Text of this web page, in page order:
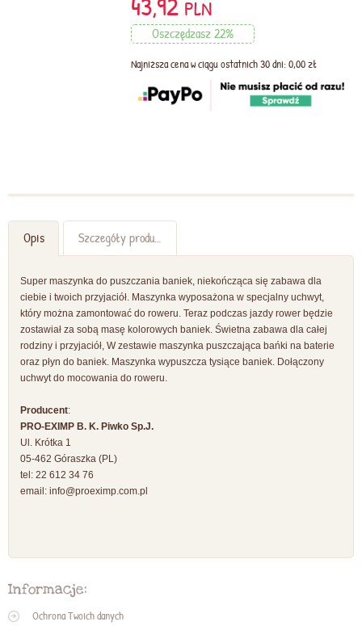
PLN
Oszczędzasz 22%
Najniższa cena w ciągu ostatnich 30 dni: 0,00 zł
Opis Szczegóły produktu
Super maszynka do puszczania baniek, niekończąca się zabawa dla
ciebie i twoich przyjaciół. Maszynka wyposażona w specjalny uchwyt,
który można zamontować do roweru. Teraz podczas jazdy rower będzie
zostawiał za sobą masę kolorowych baniek. Świetna zabawa dla całej
rodziny i przyjaciół, W zestawie maszynka puszczająca bańki na baterie
oraz płyn do baniek. Maszynka wypuszcza tysiące baniek. Dołączony
uchwyt do mocowania do roweru.
Producent:
PRO-EXIMP B. K. Piwko Sp.J.
Ul. Krótka 1
05-462 Góraszka (PL)
tel: 22 612 34 76
email: info@proeximp.com.pl
Informacje:
Ochrona Twoich danych